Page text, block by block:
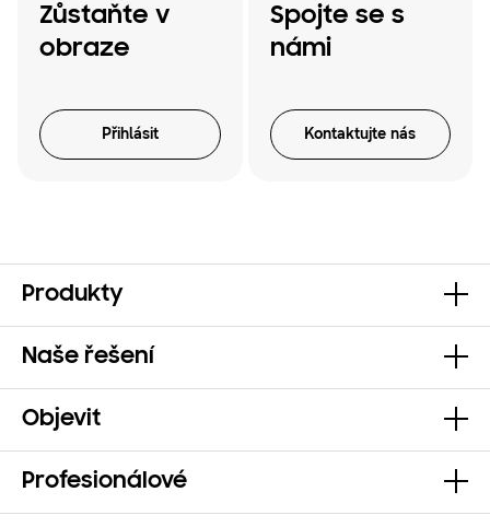
Zůstaňte v
obraze
Přihlásit
Spojte se s
námi
Kontaktujte nás
Produkty
Naše řešení
Objevit
Profesionálové